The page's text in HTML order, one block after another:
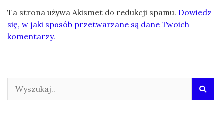
Ta strona używa Akismet do redukcji spamu. Dowiedz
się, w jaki sposób przetwarzane są dane Twoich
komentarzy.